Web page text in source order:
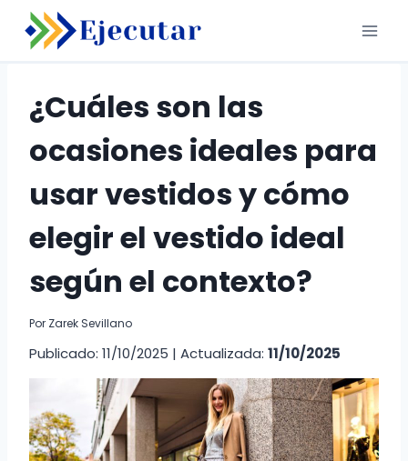
Saltar
contenido
¿Cuáles son las
ocasiones ideales para
usar vestidos y cómo
elegir el vestido ideal
según el contexto?
Por Zarek Sevillano
Publicado: 11/10/2025 | Actualizada: 11/10/2025